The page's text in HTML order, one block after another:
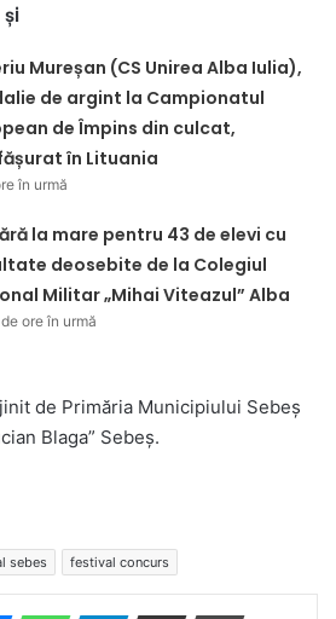
Mureșan (CS Unirea Alba Iulia),
de argint la Campionatul
de Împins din culcat,
în Lituania
în urmă
la mare pentru 43 de elevi cu
deosebite de la Colegiul
Militar „Mihai Viteazul” Alba
ore în urmă
de Primăria Municipiului Sebeș
Blaga” Sebeș.
sebes festival concurs